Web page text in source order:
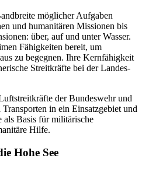
möglicher Aufgaben
und humanitären Missionen bis
über, auf und unter Wasser.
Fähigkeiten bereit, um
zu begegnen. Ihre Kernfähigkeit
Streitkräfte bei der Landes-
der Bundeswehr und
in ein Einsatzgebiet und
als Basis für militärische
Hilfe.
Hohe See